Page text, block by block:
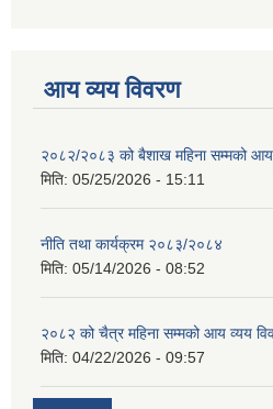
आय व्यय विवरण
२०८२/२०८३ को बैशाख महिना सम्मको आय
मिति: 05/25/2026 - 15:11
नीति तथा कार्यक्रम २०८३/२०८४
मिति: 05/14/2026 - 08:52
२०८२ को चैत्र महिना सम्मको आय व्यय
मिति: 04/22/2026 - 09:57